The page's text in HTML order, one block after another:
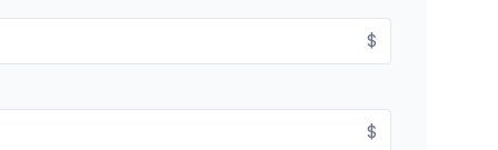
$
$